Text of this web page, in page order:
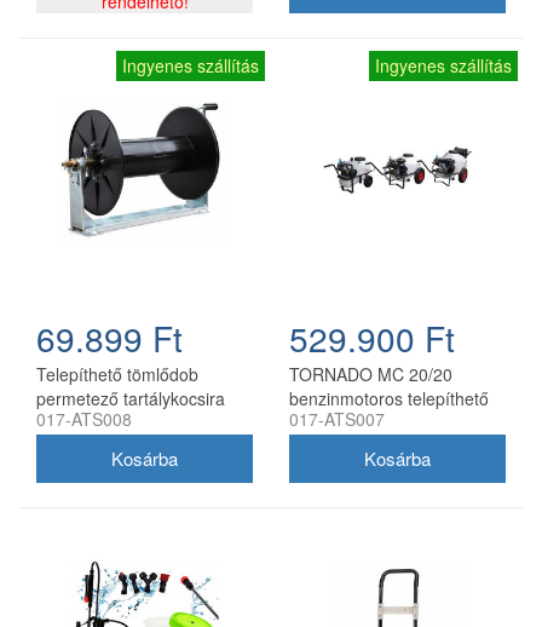
Ingyenes szállítás
69.899 Ft
Telepíthető tömlődob
permetező tartálykocsira
tartókerettel, max. 50 bar
017-ATS008
Ingyenes szállítás
529.900 Ft
TORNADO MC 20/20
benzinmotoros telepíthető
permetező tartálykocsival,
017-ATS007